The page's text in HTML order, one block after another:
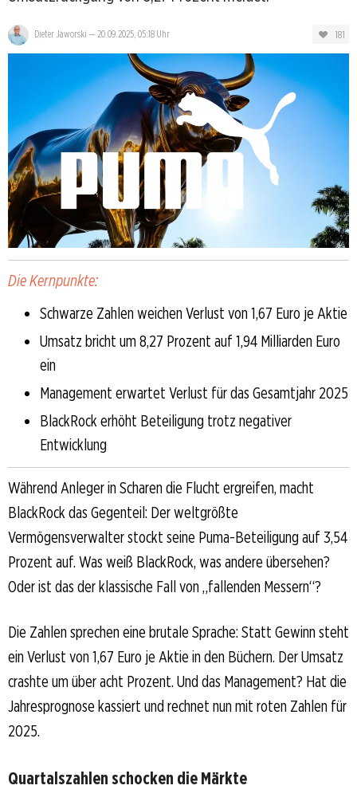
Dieter Jaworski — 20.09.2025, 05:18 Uhr 181
Die Kernpunkte:
Schwarze Zahlen weichen Verlust von 1,67 Euro je Aktie
Umsatz bricht um 8,27 Prozent auf 1,94 Milliarden Euro
ein
Management erwartet Verlust für das Gesamtjahr 2025
BlackRock erhöht Beteiligung trotz negativer
Entwicklung
Während Anleger in Scharen die Flucht ergreifen, macht
BlackRock das Gegenteil: Der weltgrößte
Vermögensverwalter stockt seine Puma-Beteiligung auf 3,54
Prozent auf. Was weiß BlackRock, was andere übersehen?
Oder ist das der klassische Fall von „fallenden Messern“?
Die Zahlen sprechen eine brutale Sprache: Statt Gewinn steht
ein Verlust von 1,67 Euro je Aktie in den Büchern. Der Umsatz
crashte um über acht Prozent. Und das Management? Hat die
Jahresprognose kassiert und rechnet nun mit roten Zahlen für
2025.
Quartalszahlen schocken die Märkte